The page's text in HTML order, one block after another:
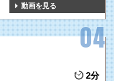
動画を見る
2分